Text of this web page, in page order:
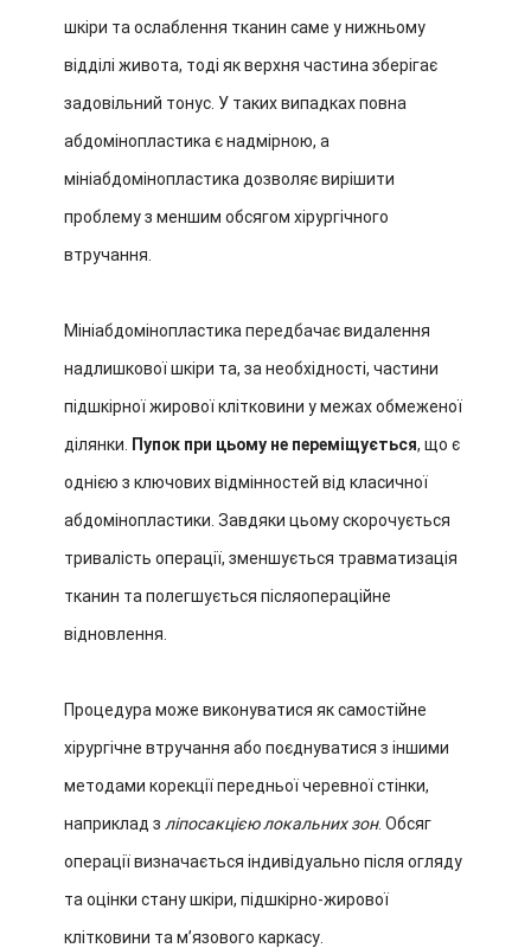
шкіри та ослаблення тканин саме у нижньому
відділі живота, тоді як верхня частина зберігає
задовільний тонус. У таких випадках повна
абдомінопластика є надмірною, а
мініабдомінопластика дозволяє вирішити
проблему з меншим обсягом хірургічного
втручання.
Мініабдомінопластика передбачає видалення
надлишкової шкіри та, за необхідності, частини
підшкірної жирової клітковини у межах обмеженої
ділянки.
Пупок при цьому не переміщується, що є
однією з ключових відмінностей від класичної
абдомінопластики. Завдяки цьому скорочується
тривалість операції, зменшується травматизація
тканин та полегшується післяопераційне
відновлення.
Процедура може виконуватися як самостійне
хірургічне втручання або поєднуватися з іншими
методами корекції передньої черевної стінки,
наприклад з ліпосакцією локальних зон. Обсяг
операції визначається індивідуально після огляду
та оцінки стану шкіри, підшкірно-жирової
клітковини та м’язового каркасу.